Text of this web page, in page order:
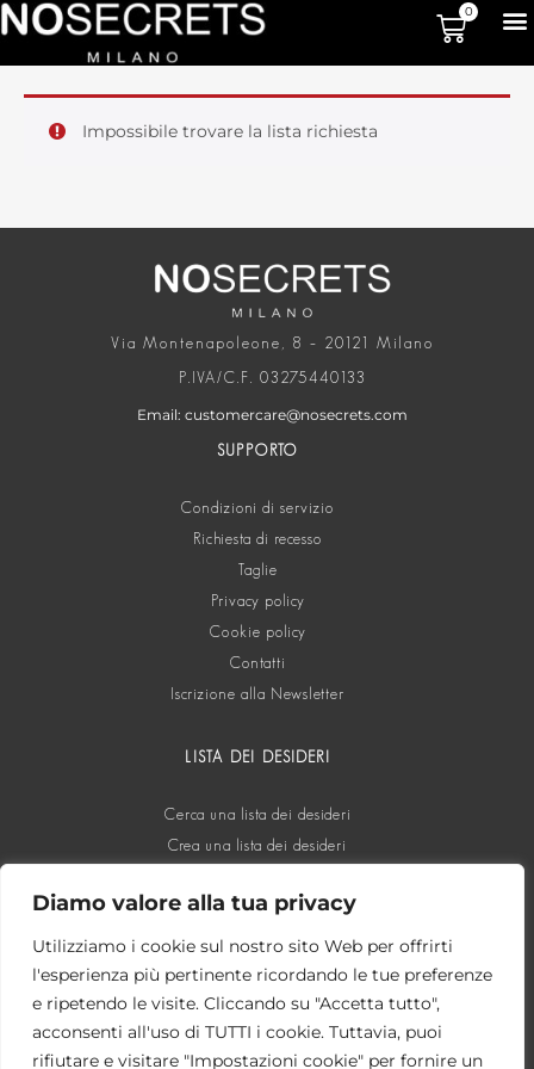
Diamo valore alla tua privacy
Utilizziamo i cookie sul nostro sito Web per offrirti
l'esperienza più pertinente ricordando le tue preferenze
e ripetendo le visite. Cliccando su "Accetta tutto",
acconsenti all'uso di TUTTI i cookie. Tuttavia, puoi
rifiutare e visitare "Impostazioni cookie" per fornire un
0
Impossibile trovare la lista richiesta
Via Montenapoleone, 8 – 20121 Milano
P.IVA/C.F. 03275440133
Email: customercare@nosecrets.com
SUPPORTO
Condizioni di servizio
Richiesta di recesso
Taglie
Privacy policy
Cookie policy
Contatti
Iscrizione alla Newsletter
LISTA DEI DESIDERI
Cerca una lista dei desideri
Crea una lista dei desideri
SOCIAL